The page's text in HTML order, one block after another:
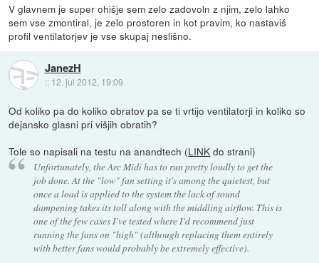
V glavnem je super ohišje sem zelo zadovoln z njim, zelo lahko
sem vse zmontiral, je zelo prostoren in kot pravim, ko nastaviš
profil ventilatorjev je vse skupaj neslišno.
JanezH
:: 12. jul 2012, 19:09
Od koliko pa do koliko obratov pa se ti vrtijo ventilatorji in koliko so
dejansko glasni pri višjih obratih?
Tole so napisali na testu na anandtech (LINK do strani)
Unfortunately, the Arc Midi has to run pretty loudly to get the
job done. At the "low" fan setting it's among the quietest, but
once a load is applied to the system the lack of sound
dampening takes its toll along with the middling airflow. This is
one of the few cases I've tested where I'd recommend just
running the fans on "high" (although replacing them entirely
with better fans would probably be extremely effective).